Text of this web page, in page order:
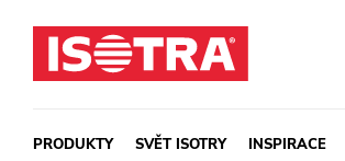
PRODUKTY SVĚT ISOTRY INSPIRACE